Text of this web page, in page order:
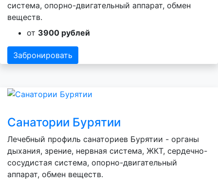
система, опорно-двигательный аппарат, обмен
веществ.
от 3900 рублей
Забронировать
Санатории Бурятии
Лечебный профиль санаториев Бурятии - органы
дыхания, зрение, нервная система, ЖКТ, сердечно-
сосудистая система, опорно-двигательный
аппарат, обмен веществ.